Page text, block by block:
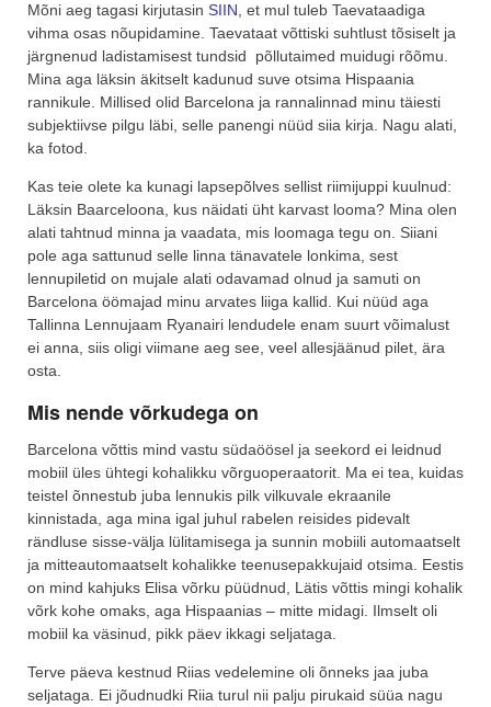
Mõni aeg tagasi kirjutasin SIIN , et mul tuleb Taevataadiga
vihma osas nõupidamine. Taevataat võttiski suhtlust tõsiselt ja
järgnenud ladistamisest tundsid põllutaimed muidugi rõõmu.
Mina aga läksin äkitselt kadunud suve otsima Hispaania
rannikule. Millised olid Barcelona ja rannalinnad minu täiesti
subjektiivse pilgu läbi, selle panengi nüüd siia kirja. Nagu alati,
ka fotod.
Kas teie olete ka kunagi lapsepõlves sellist riimijuppi kuulnud:
Läksin Baarceloona, kus näidati üht karvast looma? Mina olen
alati tahtnud minna ja vaadata, mis loomaga tegu on. Siiani
pole aga sattunud selle linna tänavatele lonkima, sest
lennupiletid on mujale alati odavamad olnud ja samuti on
Barcelona öömajad minu arvates liiga kallid. Kui nüüd aga
Tallinna Lennujaam Ryanairi lendudele enam suurt võimalust
ei anna, siis oligi viimane aeg see, veel allesjäänud pilet, ära
osta.
Mis nende võrkudega on
Barcelona võttis mind vastu südaöösel ja seekord ei leidnud
mobiil üles ühtegi kohalikku võrguoperaatorit. Ma ei tea, kuidas
teistel õnnestub juba lennukis pilk vilkuvale ekraanile
kinnistada, aga mina igal juhul rabelen reisides pidevalt
rändluse sisse-välja lülitamisega ja sunnin mobiili automaatselt
ja mitteautomaatselt kohalikke teenusepakkujaid otsima. Eestis
on mind kahjuks Elisa võrku püüdnud, Lätis võttis mingi kohalik
võrk kohe omaks, aga Hispaanias – mitte midagi. Ilmselt oli
mobiil ka väsinud, pikk päev ikkagi seljataga.
Terve päeva kestnud Riias vedelemine oli õnneks jaa juba
seljataga. Ei jõudnudki Riia turul nii palju pirukaid süüa nagu